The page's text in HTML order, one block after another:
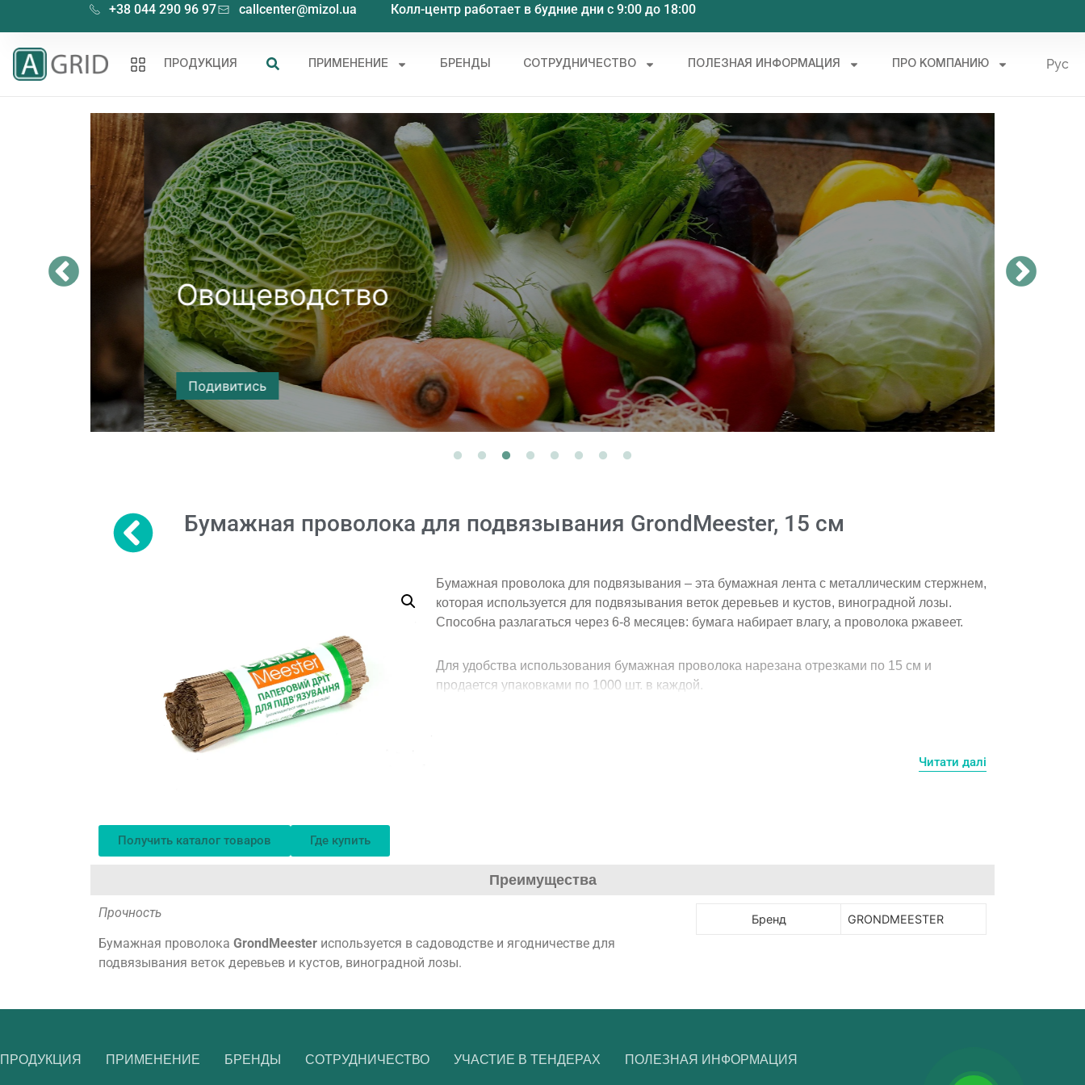
+38 044 290 96 97 callcenter@mizol.ua Колл-центр работает в будние дни с 9:00 до 18:00
ПРОДУКЦИЯ ПРИМЕНЕНИЕ БРЕНДЫ СОТРУДНИЧЕСТВО ПОЛЕЗНАЯ ИНФОРМАЦИЯ ПРО КОМПАНИЮ Рус
Укр
Овощеводство
Подивитись
Бумажная проволока для подвязывания GrondMeester, 15 см
Бумажная проволока для подвязывания – эта бумажная лента с металлическим стержнем,
которая используется для подвязывания веток деревьев и кустов, виноградной лозы.
Способна разлагаться через 6-8 месяцев: бумага набирает влагу, а проволока ржавеет.
Для удобства использования бумажная проволока нарезана отрезками по 15 см и
продается упаковками по 1000 шт. в каждой.
Читати далі
Получить каталог товаров Где купить
Преимущества
Бренд GRONDMEESTER
Прочность
Бумажная проволока GrondMeester используется в садоводстве и ягодничестве для
подвязывания веток деревьев и кустов, виноградной лозы.
ПРОДУКЦИЯ ПРИМЕНЕНИЕ БРЕНДЫ СОТРУДНИЧЕСТВО УЧАСТИЕ В ТЕНДЕРАХ ПОЛЕЗНАЯ ИНФОРМАЦИЯ